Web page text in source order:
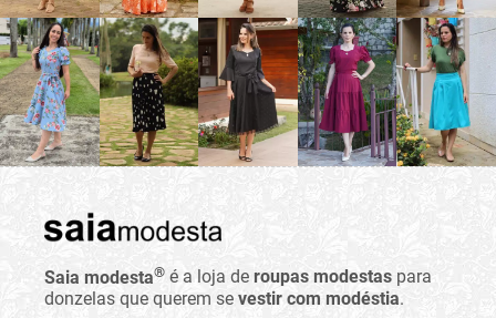
Saia modesta® é a loja de roupas modestas para
donzelas que querem se vestir com modéstia.